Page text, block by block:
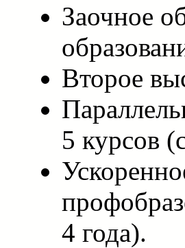
Заочное
Второе
5 курсов
4 года).